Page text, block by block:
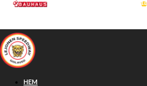
Hoppa till huvudinnehåll
HEM